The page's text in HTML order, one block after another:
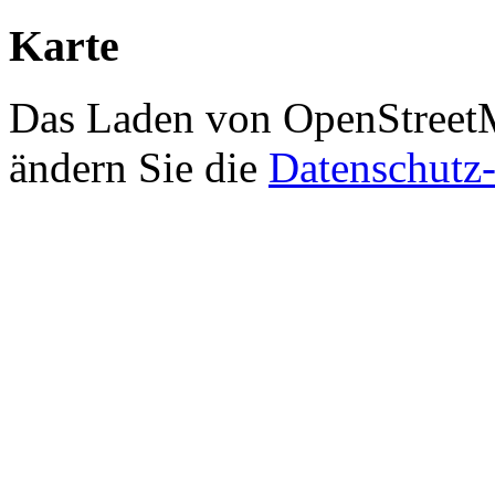
Karte
Das Laden von
ändern Sie die